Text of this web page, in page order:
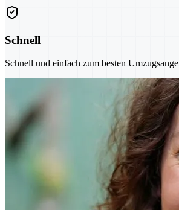
Schnell
Schnell und einfach zum besten